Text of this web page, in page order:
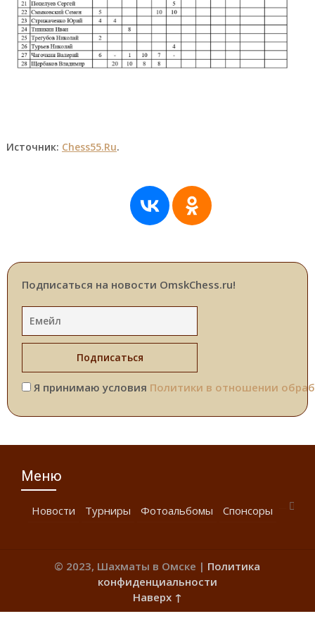
Источник: Chess55.Ru.
Подписаться на новости OmskChess.ru!
Я принимаю условия Политики в отношении
Меню
Новости Турниры Фотоальбомы Спонсоры
© 2023, Шахматы в Омске | Политика
конфиденциальности
Наверх ↑